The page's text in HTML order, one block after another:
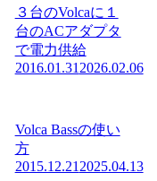
３台のVolcaに１
台のACアダプタ
で電力供給
2016.01.312026.02.06
Volca Bassの使い
方
2015.12.212025.04.13